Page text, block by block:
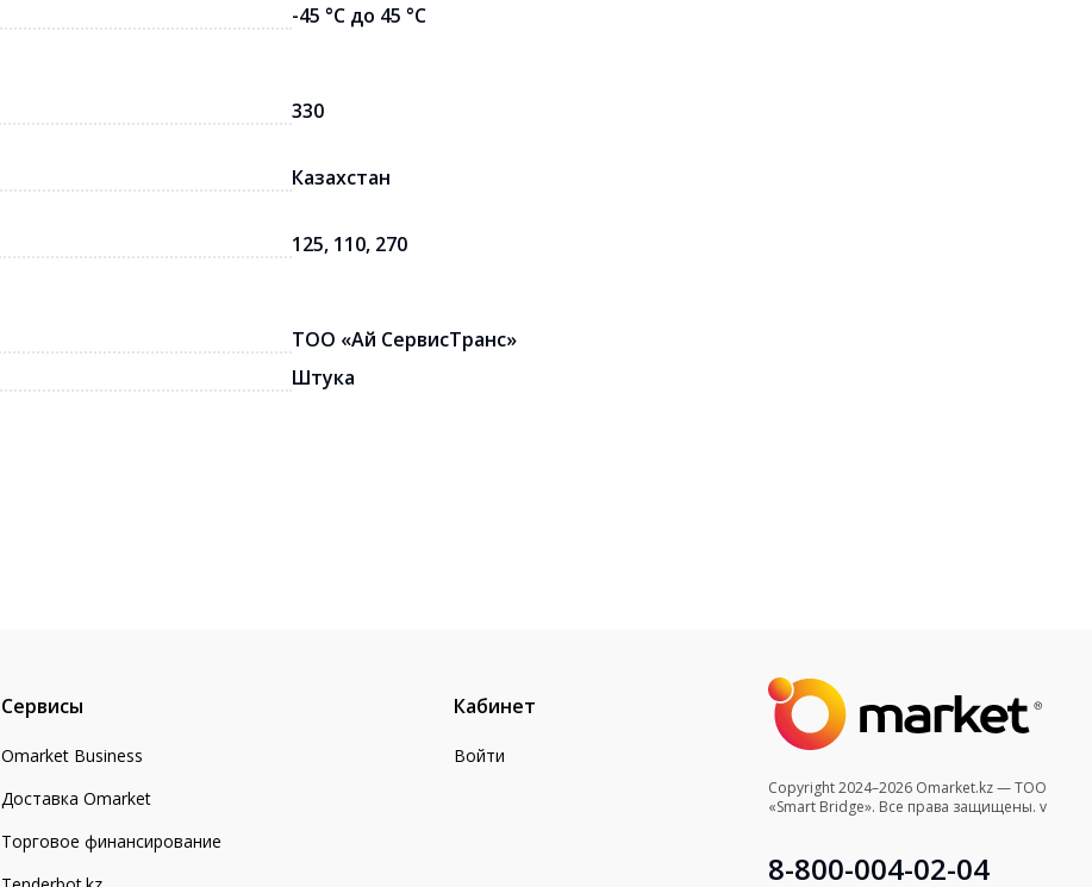
-45 °С до 45 °С
330
Казахстан
125, 110, 270
ТОО «Ай СервисТранс»
Штука
Сервисы
Omarket Business
Доставка Omarket
Торговое финансирование
Кабинет
Войти
Copyright 2024–2026 Omarket.kz — ТОО
«Smart Bridge». Все права защищены. v
8-800-004-02-04